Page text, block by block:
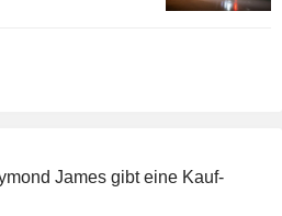
James gibt eine Kauf-